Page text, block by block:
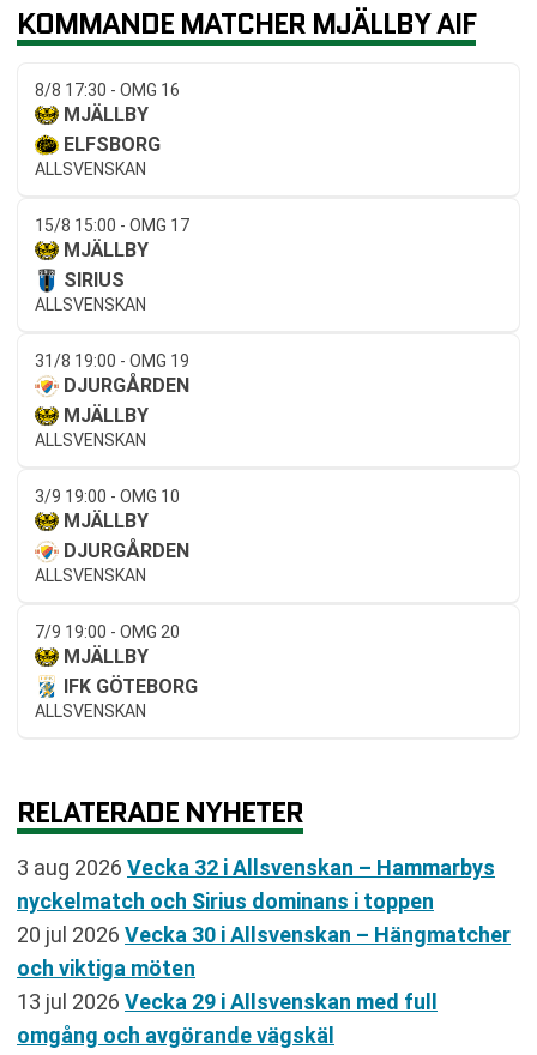
KOMMANDE MATCHER MJÄLLBY AIF
8/8 17:30 - OMG 16
MJÄLLBY
ELFSBORG
ALLSVENSKAN
15/8 15:00 - OMG 17
MJÄLLBY
SIRIUS
ALLSVENSKAN
31/8 19:00 - OMG 19
DJURGÅRDEN
MJÄLLBY
ALLSVENSKAN
3/9 19:00 - OMG 10
MJÄLLBY
DJURGÅRDEN
ALLSVENSKAN
7/9 19:00 - OMG 20
MJÄLLBY
IFK GÖTEBORG
ALLSVENSKAN
RELATERADE NYHETER
3 aug 2026 Vecka 32 i Allsvenskan – Hammarbys
nyckelmatch och Sirius dominans i toppen
20 jul 2026 Vecka 30 i Allsvenskan – Hängmatcher
och viktiga möten
13 jul 2026 Vecka 29 i Allsvenskan med full
omgång och avgörande vägskäl